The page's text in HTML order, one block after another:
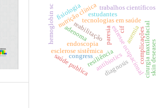
adenoma
tecnologias em saúde
esclerose sistêmica
resiliência cirurgia maxilofacial
estresse ocupacional
nutrição clínica
saúde publica
paresia
antibiotics
cif anemia
endoscopia complicações
estudantes
hemoglobin sc trabalhos científicos
diagnosis skin deseases
reabilitação
fisiologia
congress